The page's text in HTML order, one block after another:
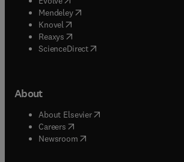
Mendeley( opens in new tab/window
Knovel (opens in new tab/window
Reaxys (opens in new tab/window
ScienceDirect(opens in new tab/window
About
About Elsevier( opens in new tab/window
Careers opens in new tab/window
Newsroom( opens in new tab/window